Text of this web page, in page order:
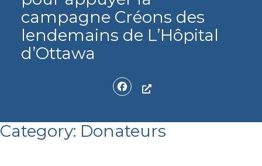
campagne Créons des
lendemains de L’Hôpital
d’Ottawa
Facebook
Category: Donateurs